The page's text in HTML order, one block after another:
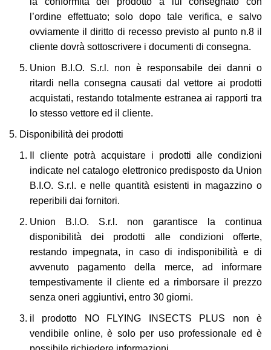
l’ordine effettuato; solo dopo tale verifica, e salvo
ovviamente il diritto di recesso previsto al punto n.8 il
cliente dovrà sottoscrivere i documenti di consegna.
Union B.I.O. S.r.l. non è responsabile dei danni o
ritardi nella consegna causati dal vettore ai prodotti
acquistati, restando totalmente estranea ai rapporti tra
lo stesso vettore ed il cliente.
Disponibilità dei prodotti
Il cliente potrà acquistare i prodotti alle condizioni
indicate nel catalogo elettronico predisposto da Union
B.I.O. S.r.l. e nelle quantità esistenti in magazzino o
reperibili dai fornitori.
Union B.I.O. S.r.l. non garantisce la continua
disponibilità dei prodotti alle condizioni offerte,
restando impegnata, in caso di indisponibilità e di
avvenuto pagamento della merce, ad informare
tempestivamente il cliente ed a rimborsare il prezzo
senza oneri aggiuntivi, entro 30 giorni.
il prodotto NO FLYING INSECTS PLUS non è
vendibile online, è solo per uso professionale ed è